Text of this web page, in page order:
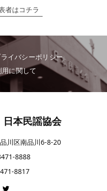
者はコチラ
イバシーポリシー
に関して
本民謡協会
川区南品川6-8-20
8888
8817